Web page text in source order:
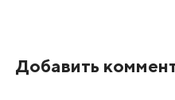
Добавить